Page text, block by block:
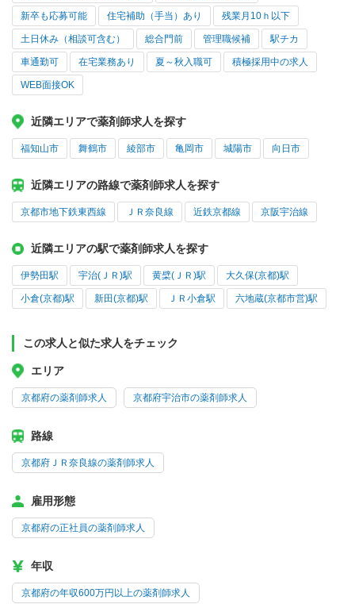
新卒も応募可能 住宅補助（手当）あり 残業月10ｈ以下
土日休み（相談可含む） 総合門前 管理職候補 駅チカ
車通勤可 在宅業務あり 夏～秋入職可 積極採用中の求人
WEB面接OK
近隣エリアで薬剤師求人を探す
福知山市 舞鶴市 綾部市 亀岡市 城陽市 向日市
近隣エリアの路線で薬剤師求人を探す
京都市地下鉄東西線 ＪＲ奈良線 近鉄京都線 京阪宇治線
近隣エリアの駅で薬剤師求人を探す
伊勢田駅 宇治(ＪＲ)駅 黄檗(ＪＲ)駅 大久保(京都)駅
小倉(京都)駅 新田(京都)駅 ＪＲ小倉駅 六地蔵(京都市営)駅
この求人と似た求人をチェック
エリア
京都府の薬剤師求人 京都府宇治市の薬剤師求人
路線
京都府ＪＲ奈良線の薬剤師求人
雇用形態
京都府の正社員の薬剤師求人
年収
京都府の年収600万円以上の薬剤師求人